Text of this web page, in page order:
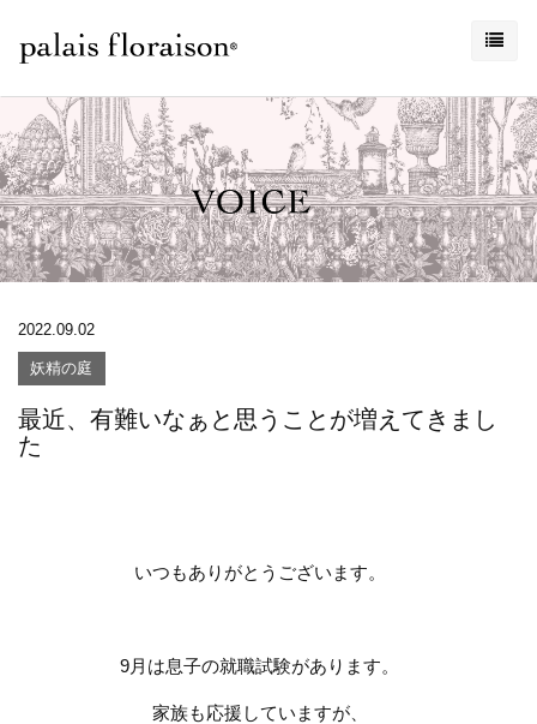
2022.09.02
妖精の庭
最近、有難いなぁと思うことが増えてきまし
た
いつもありがとうございます。
9月は息子の就職試験があります。
家族も応援していますが、